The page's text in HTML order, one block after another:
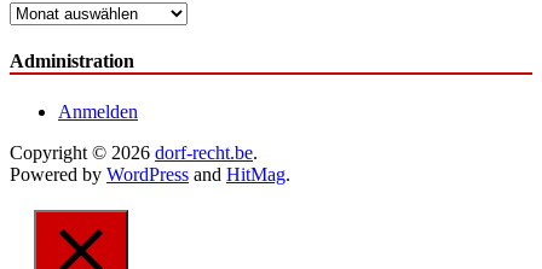
Archiv
Administration
Anmelden
Copyright © 2026 dorf-recht.be.
Powered by WordPress and HitMag.